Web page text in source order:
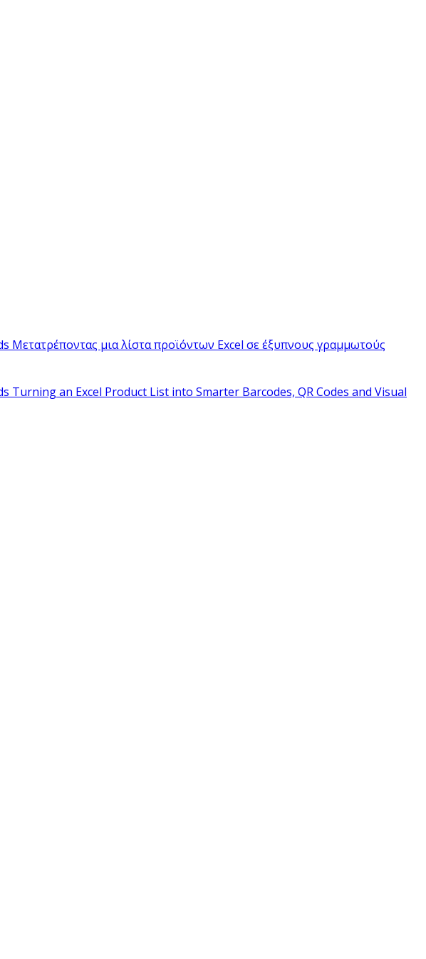
Μετατρέποντας μια λίστα προϊόντων Excel σε έξυπνους γραμμωτούς
Turning an Excel Product List into Smarter Barcodes, QR Codes and Visual